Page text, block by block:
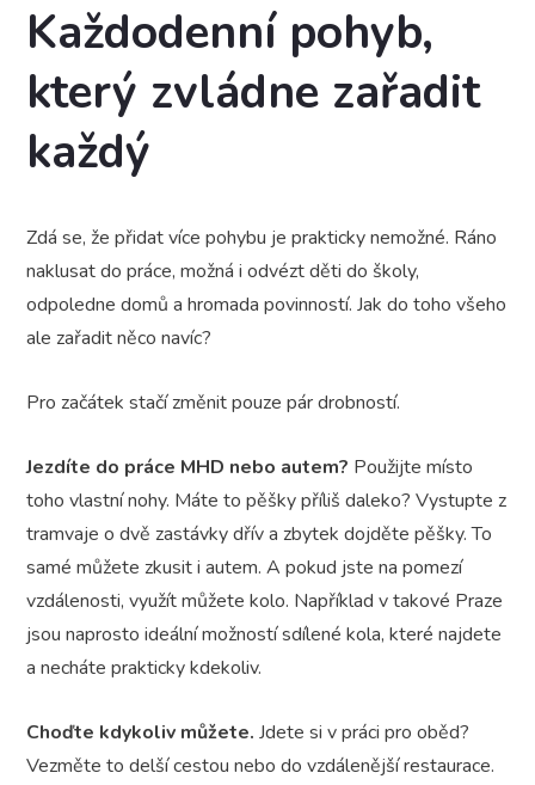
Každodenní pohyb,
který zvládne zařadit
každý
Zdá se, že přidat více pohybu je prakticky nemožné. Ráno
naklusat do práce, možná i odvézt děti do školy,
odpoledne domů a hromada povinností. Jak do toho všeho
ale zařadit něco navíc?
Pro začátek stačí změnit pouze pár drobností.
Jezdíte do práce MHD nebo autem? Použijte místo
toho vlastní nohy. Máte to pěšky příliš daleko? Vystupte z
tramvaje o dvě zastávky dřív a zbytek dojděte pěšky. To
samé můžete zkusit i autem. A pokud jste na pomezí
vzdálenosti, využít můžete kolo. Například v takové Praze
jsou naprosto ideální možností sdílené kola, které najdete
a necháte prakticky kdekoliv.
Choďte kdykoliv můžete. Jdete si v práci pro oběd?
Vezměte to delší cestou nebo do vzdálenější restaurace.